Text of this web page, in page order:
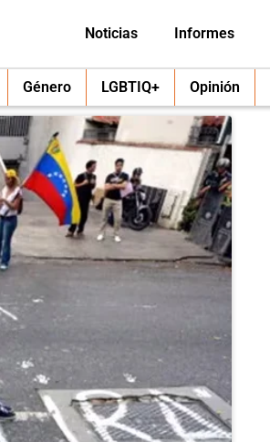
Noticias Informes
Género LGBTIQ+ Opinión